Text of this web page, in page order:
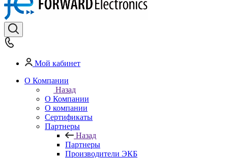
Мой кабинет
О Компании
Назад
О Компании
О компании
Сертификаты
Партнеры
Назад
Партнеры
Производители ЭКБ